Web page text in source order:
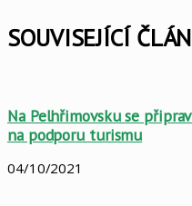
mailem
SOUVISEJÍCÍ
Na Pelhřimovsku se
na podporu turismu
04/10/2021